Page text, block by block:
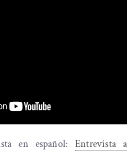
en español: Entrevista a